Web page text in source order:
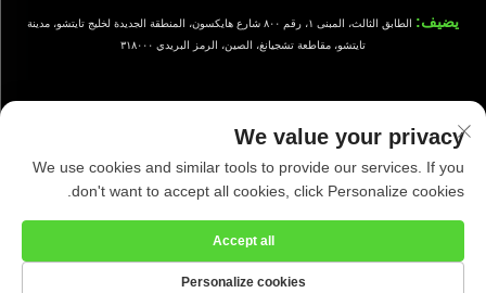
يضيف:
الطابق الثالث، المبنى ١، رقم ٨٠٠ شارع هايكسون، المنطقة الجديدة لخليج تايتشو، مدينة
تايتشو، مقاطعة تشجيانغ، الصين، الرمز البريدي ٣١٨٠٠٠
جميع الحقوق محفوظة © شركة تايزهو شيوانج للتجهيزات النظيفة المحدودة |
سياسة الخصوصية
We value your privacy
We use cookies and similar tools to provide our services. If you
don't want to accept all cookies, click Personalize cookies.
Personalize cookies
Accept all